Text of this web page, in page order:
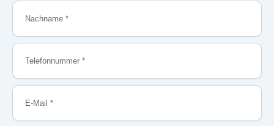
Nachname
Telefonnummer
E-
Mail